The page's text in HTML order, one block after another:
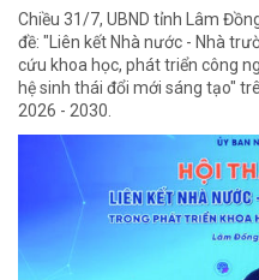
Chiều 31/7, UBND tỉnh Lâm
đề: "Liên kết Nhà nước - Nhà
cứu khoa học, phát triển công
hệ sinh thái đổi mới sáng tạo"
2026 - 2030.